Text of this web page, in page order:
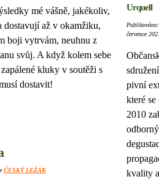
mé vášně, jakékoliv,
dostavují až v okamžiku,
boji vytrvám, neuhnu z
svůj. A když kolem sebe
kluky v soutěži s
dostavit!
ČESKÝ LEŽÁK
Urquell
července
pivní
které
2010
kvality a